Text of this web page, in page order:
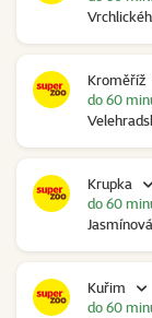
Kroměříž
do 60
Krupka
do 60
Kuřim
do 60